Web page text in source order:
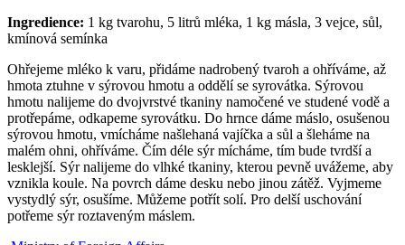
Ingredience: 1 kg tvarohu, 5 litrů mléka, 1 kg másla, 3 vejce, sůl,
kmínová semínka
Ohřejeme mléko k varu, přidáme nadrobený tvaroh a ohříváme, až
hmota ztuhne v sýrovou hmotu a oddělí se syrovátka. Sýrovou
hmotu nalijeme do dvojvrstvé tkaniny namočené ve studené vodě a
protřepáme, odkapeme syrovátku. Do hrnce dáme máslo, osušenou
sýrovou hmotu, vmícháme našlehaná vajíčka a sůl a šleháme na
malém ohni, ohříváme. Čím déle sýr mícháme, tím bude tvrdší a
lesklejší. Sýr nalijeme do vlhké tkaniny, kterou pevně uvážeme, aby
vznikla koule. Na povrch dáme desku nebo jinou zátěž. Vyjmeme
vystydlý sýr, osušíme. Můžeme potřít solí. Pro delší uschování
potřeme sýr roztaveným máslem.